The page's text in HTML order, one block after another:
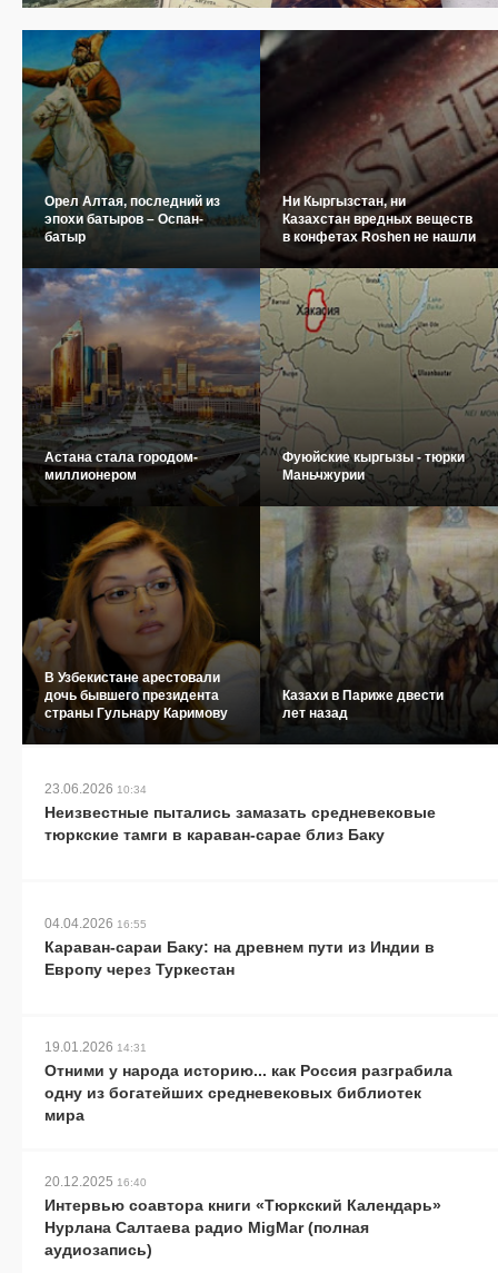
Орел Алтая, последний из
эпохи батыров – Оспан-
батыр
Ни Кыргызстан, ни
Казахстан вредных веществ
в конфетах Roshen не нашли
Астана стала городом-
миллионером
Фуюйские кыргызы - тюрки
Маньчжурии
В Узбекистане арестовали
дочь бывшего президента
страны Гульнару Каримову
Казахи в Париже двести
лет назад
23.06.2026 10:34
Неизвестные пытались замазать средневековые
тюркские тамги в караван-сарае близ Баку
04.04.2026 16:55
Караван-сараи Баку: на древнем пути из Индии в
Европу через Туркестан
19.01.2026 14:31
Отними у народа историю... как Россия разграбила
одну из богатейших средневековых библиотек
мира
20.12.2025 16:40
Интервью соавтора книги «Тюркский Календарь»
Нурлана Салтаева радио MigMar (полная
аудиозапись)